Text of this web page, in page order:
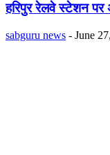
हरिपुर रेलवे स्टेशन
sabguru news - June